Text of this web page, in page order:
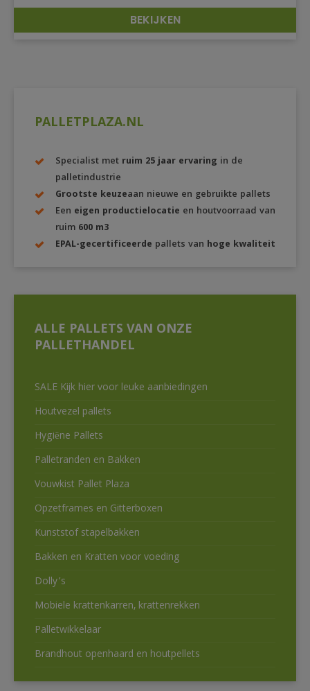
PALLETPLAZA.NL
Specialist met ruim 25 jaar ervaring in de
palletindustrie
Grootste keuzeaan nieuwe en gebruikte pallets
Een eigen productielocatie en houtvoorraad van
ruim 600 m3
EPAL-gecertificeerde pallets van hoge kwaliteit
ALLE PALLETS VAN ONZE
PALLETHANDEL
SALE Kijk hier voor leuke aanbiedingen
Houtvezel pallets
Hygiëne Pallets
Palletranden en Bakken
Vouwkist Pallet Plaza
Opzetframes en Gitterboxen
Kunststof stapelbakken
Bakken en Kratten voor voeding
Dolly’s
Mobiele krattenkarren, krattenrekken
Palletwikkelaar
Brandhout openhaard en houtpellets
DETAILS
BEKIJKEN